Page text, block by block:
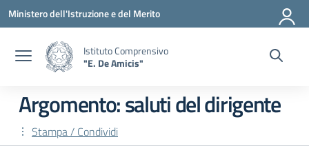
Vai ai contenuti
Vai al menu di navigazione
Vai al footer
Ministero dell'Istruzione e del Merito
Istituto Comprensivo
"E. De Amicis"
Argomento: saluti del dirigente
Stampa / Condividi